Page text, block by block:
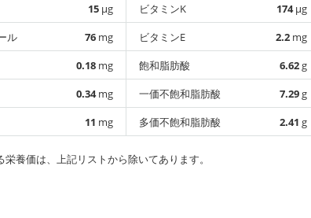
15 µg
ル
76 mg
0.18 mg
0.34mg
11 mg
ビタミンK
174µg
ビタミンE
2.2 mg
飽和脂肪酸
6.62g
一価不飽和脂肪酸
7.29g
多価不飽和脂肪酸
2.41 g
養価は、上記リストから除いてあります。